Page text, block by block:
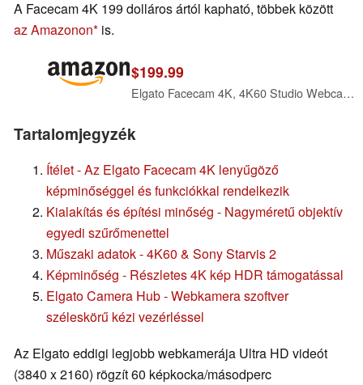
A Facecam 4K 199 dolláros ártól kapható, többek között
az Amazonon is.
$199.99
Elgato Facecam 4K, 4K60 Studio Webcam, DSLR-Like Control
Tartalomjegyzék
Ítélet - Az Elgato Facecam 4K lenyűgöző
képminőséggel és funkciókkal rendelkezik
Kialakítás és építési minőség - Nagyméretű objektív
egyedi szűrőmenettel
Műszaki adatok - 4K60 & Sony Starvis 2
Képminőség - Részletes 4K kép HDR támogatással
Elgato Camera Hub - Webkamera szoftver
széleskörű kézi vezérléssel
Az Elgato eddigi legjobb webkamerája Ultra HD videót
(3840 x 2160) rögzít 60 képkocka/másodperc